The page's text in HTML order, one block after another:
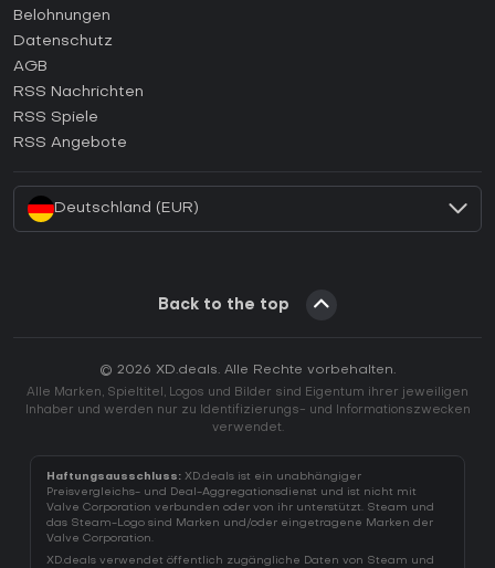
Wie aktiviert man einen Steam CD Key?
Wie aktiviert man einen Epic Games CD Key?
Wie aktiviert man einen GOG CD Key?
Wie aktiviert man einen Ubisoft Connect CD Key?
Belohnungen
Datenschutz
AGB
RSS Nachrichten
RSS Spiele
RSS Angebote
Deutschland (EUR)
Back to the top
© 2026 XD.deals. Alle Rechte vorbehalten.
Alle Marken, Spieltitel, Logos und Bilder sind Eigentum ihrer jeweiligen
Inhaber und werden nur zu Identifizierungs- und Informationszwecken
verwendet.
Haftungsausschluss: XD.deals ist ein unabhängiger
Preisvergleichs- und Deal-Aggregationsdienst und ist nicht mit
Valve Corporation verbunden oder von ihr unterstützt. Steam und
das Steam-Logo sind Marken und/oder eingetragene Marken der
Valve Corporation.
XD.deals verwendet öffentlich zugängliche Daten von Steam und